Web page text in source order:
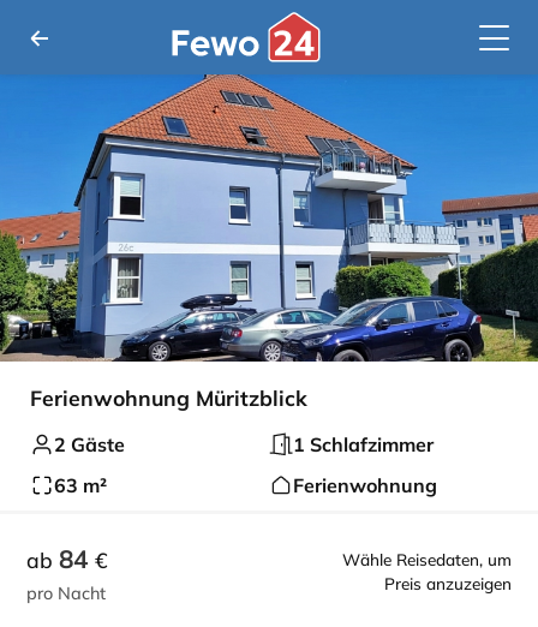
Ferienwohnung Müritzblick
2 Gäste
1 Schlafzimmer
63 m²
Ferienwohnung
Wähle Reisedaten, um
Preis anzuzeigen
ab 84 €
pro Nacht